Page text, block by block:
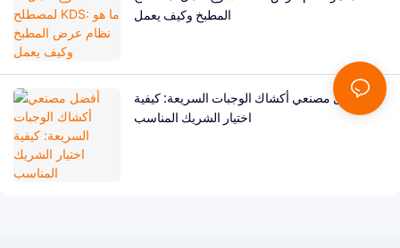
المطبخ وكيف يعمل
أفضل مصنعي أكشاك الوجبات السريعة: كيفية
اختيار الشريك المناسب